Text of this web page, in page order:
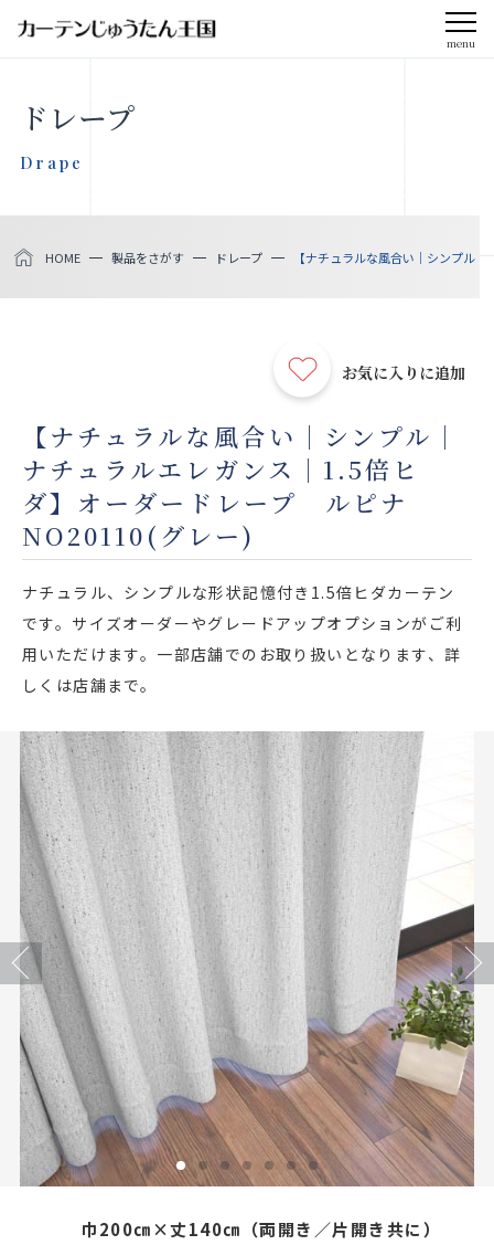
menu
お知らせ
製品をさがす
店舗をさがす
私たちのこだわり
お客様の声
FAQ
お問い合わせ
お気に入りリスト
お見積り来店予約はこちら
法人のお客様へ
ドレープ
Drape
HOME 製品をさがす ドレープ 【ナチュラルな風合い｜シンプル
お気に入りに追加
【ナチュラルな風合い｜シンプル｜
ナチュラルエレガンス｜1.5倍ヒ
ダ】オーダードレープ ルピナ
NO20110(グレー)
ナチュラル、シンプルな形状記憶付き1.5倍ヒダカーテン
です。サイズオーダーやグレードアップオプションがご利
用いただけます。一部店舗でのお取り扱いとなります、詳
しくは店舗まで。
Previous Next
巾200㎝×丈140㎝（両開き／片開き共に）